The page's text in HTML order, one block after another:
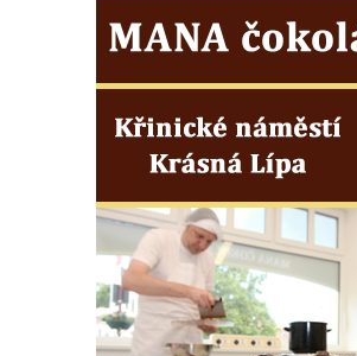
Vilémově
křížové cestě ve Vilémově
Kříž u cesty mezi Růžovou a Kamenickou
Kříž u severní zdi kostela Nalezení svatého
Kříže ve Frýdlantu
Kříž na Křížové cestě na Křížovém vrchu ve